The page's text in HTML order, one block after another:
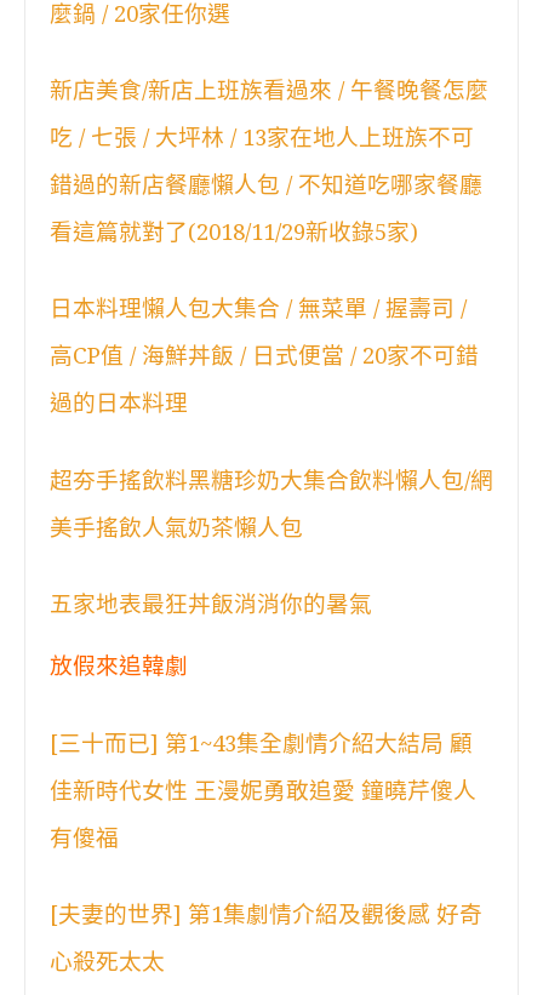
麼鍋 / 20家任你選
新店美食/新店上班族看過來 / 午餐晚餐怎麼
吃 / 七張 / 大坪林 / 13家在地人上班族不可
錯過的新店餐廳懶人包 / 不知道吃哪家餐廳
看這篇就對了(2018/11/29新收錄5家)
日本料理懶人包大集合 / 無菜單 / 握壽司 /
高CP值 / 海鮮丼飯 / 日式便當 / 20家不可錯
過的日本料理
超夯手搖飲料黑糖珍奶大集合飲料懶人包/網
美手搖飲人氣奶茶懶人包
五家地表最狂丼飯消消你的暑氣
放假來追韓劇
[三十而已] 第1~43集全劇情介紹大結局 顧
佳新時代女性 王漫妮勇敢追愛 鐘曉芹傻人
有傻福
[夫妻的世界] 第1集劇情介紹及觀後感 好奇
心殺死太太